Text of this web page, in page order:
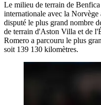
Le milieu de terrain de
internationale avec la Norvège
disputé le plus grand nombre
de terrain d'Aston Villa et de
Romero a parcouru le plus
soit 139 130 kilomètres.